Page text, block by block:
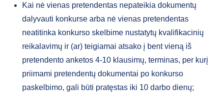
Kai nė vienas pretendentas nepateikia dokumentų
dalyvauti konkurse arba nė vienas pretendentas
neatitinka konkurso skelbime nustatytų kvalifikacinių
reikalavimų ir (ar) teigiamai atsako į bent vieną iš
pretendento anketos 4-10 klausimų, terminas, per kurį
priimami pretendentų dokumentai po konkurso
paskelbimo, gali būti pratęstas iki 10 darbo dienų;